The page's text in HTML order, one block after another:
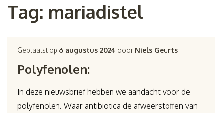
Tag: mariadistel
Geplaatst op 6 augustus 2024 door Niels Geurts
Polyfenolen:
In deze nieuwsbrief hebben we aandacht voor de
polyfenolen. Waar antibiotica de afweerstoffen van